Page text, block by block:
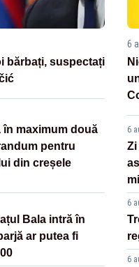
bărbați, suspectați
în maximum două
pentru
din creșele
Bala intră în
ar putea fi
6
6
6
6